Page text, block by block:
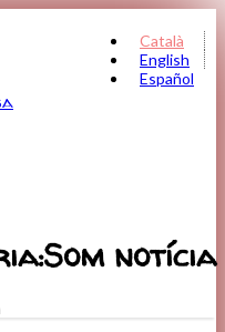
Català
English
Español
notícia